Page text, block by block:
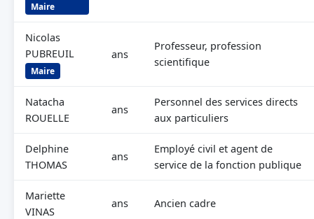
Maire
Nicolas
PUBREUIL
Maire
ans
Professeur, profession
scientifique
Natacha
ROUELLE
ans
Personnel des services directs
aux particuliers
Delphine
THOMAS
ans
Employé civil et agent de
service de la fonction publique
Mariette
VINAS
ans Ancien cadre